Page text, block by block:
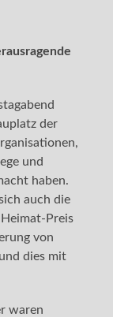
der
und
haben.
auch die
Preis
von
dies mit
waren